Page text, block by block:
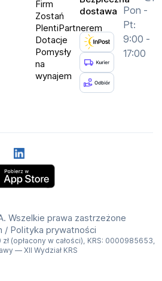
Firm
Zostań
PlentiPartnerem
Dotacje
Pomysły
na
wynajem
dostawa
Pon -
Pt:
9:00 -
17:00
LinkedIn
Wszelkie prawa zastrzeżone
/ Polityka prywatności
zł (opłacony w całości), KRS: 0000985653,
— XII Wydział KRS